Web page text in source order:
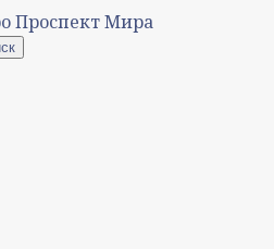
Проспект Мира